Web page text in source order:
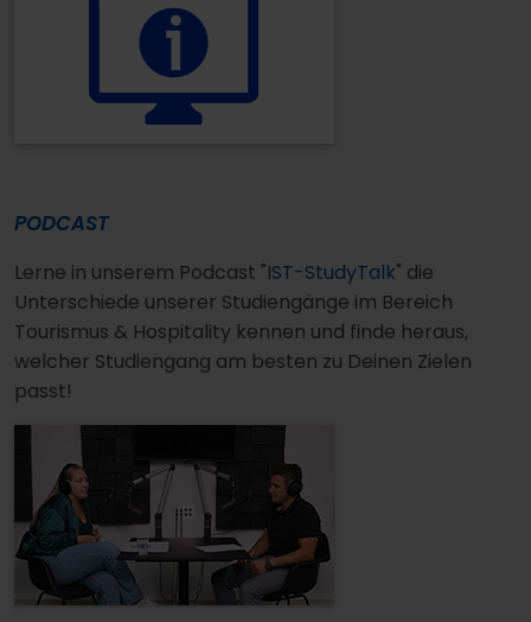
PODCAST
Lerne in unserem Podcast "IST-StudyTalk" die
Unterschiede unserer Studiengänge im Bereich
Tourismus & Hospitality kennen und finde heraus,
welcher Studiengang am besten zu Deinen Zielen
passt!